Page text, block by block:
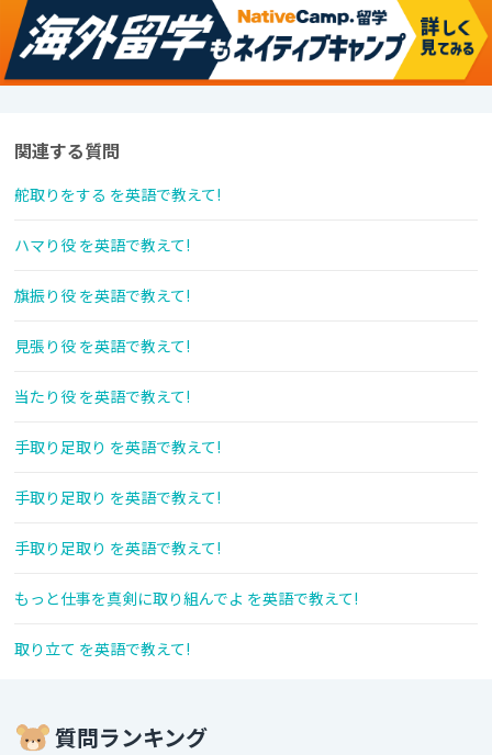
関連する質問
舵取りをする を英語で教えて!
ハマり役 を英語で教えて!
旗振り役 を英語で教えて!
見張り役 を英語で教えて!
当たり役 を英語で教えて!
手取り足取り を英語で教えて!
手取り足取り を英語で教えて!
手取り足取り を英語で教えて!
もっと仕事を真剣に取り組んでよ を英語で教えて!
取り立て を英語で教えて!
質問ランキング